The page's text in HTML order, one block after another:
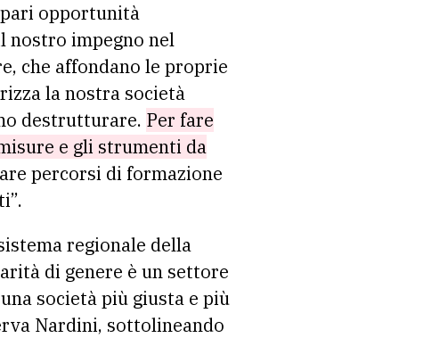
pari opportunità
nostro impegno nel
che affondano le proprie
la nostra società
destrutturare. Per fare
e gli strumenti da
percorsi di formazione
regionale della
di genere è un settore
società più giusta e più
Nardini, sottolineando